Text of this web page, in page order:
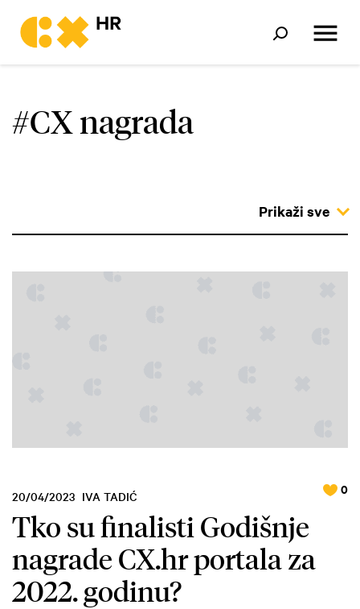
#CX nagrada
Prikaži sve
20/04/2023 IVA TADIĆ
Tko su finalisti Godišnje
nagrade CX.hr portala za
2022. godinu?
0